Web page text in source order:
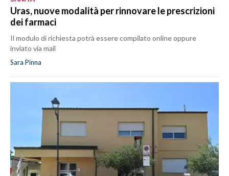
Uras, nuove modalità per rinnovare le prescrizioni
dei farmaci
Il modulo di richiesta potrà essere compilato online oppure
inviato via mail
Sara Pinna